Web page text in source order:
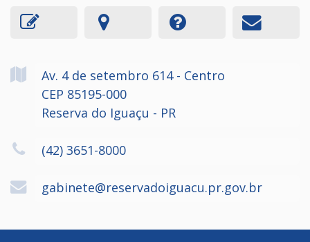
Av. 4 de setembro 614 - Centro
CEP 85195-000
Reserva do Iguaçu - PR
(42) 3651-8000
gabinete@reservadoiguacu.pr.gov.br